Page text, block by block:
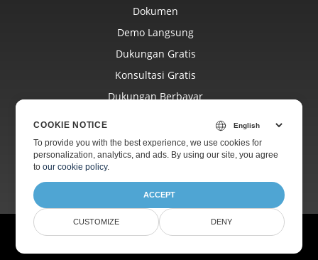
Dokumen
Demo Langsung
Dukungan Gratis
Konsultasi Gratis
Dukungan Berbayar
Situs Web
Tentang
© Aspose Pty Ltd 2001-2026. Semua Hak Dilindungi Undang-undang.
COOKIE NOTICE
To provide you with the best experience, we use cookies for
personalization, analytics, and ads. By using our site, you agree
toour cookie policy.
ACCEPT
CUSTOMIZE DENY